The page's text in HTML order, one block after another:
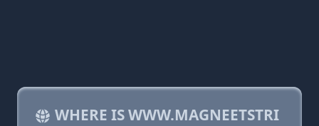
WHERE IS WWW.MAGNEETSTRI